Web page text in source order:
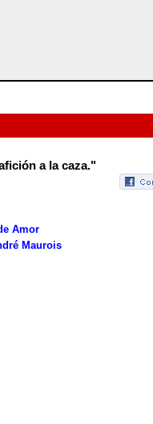
a la caza."
Amor
Maurois